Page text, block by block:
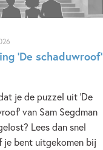
‘De schaduwroof’
je de puzzel uit 'De
van Sam Segdman
Lees dan snel
je bent uitgekomen bij